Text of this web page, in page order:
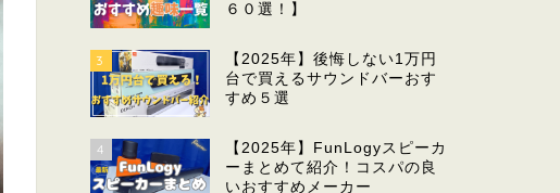
６０選！】
3
【2025年】後悔しない1万円
台で買えるサウンドバーおす
すめ５選
4
【2025年】FunLogyスピーカ
ーまとめて紹介！コスパの良
いおすすめメーカー